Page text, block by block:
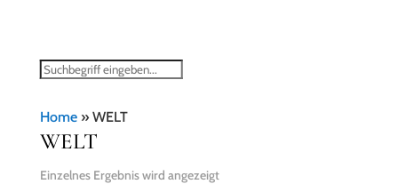
Home» WELT
WELT
Einzelnes Ergebnis wird angezeigt